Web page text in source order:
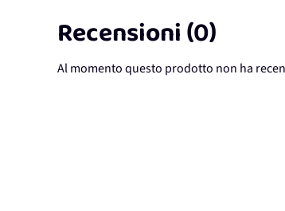
Recensioni (0)
Al momento questo prodotto non ha